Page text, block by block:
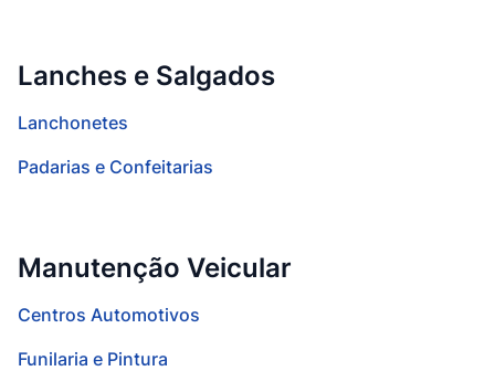
Lanches e Salgados
Lanchonetes
Padarias e Confeitarias
Manutenção Veicular
Centros Automotivos
Funilaria e Pintura